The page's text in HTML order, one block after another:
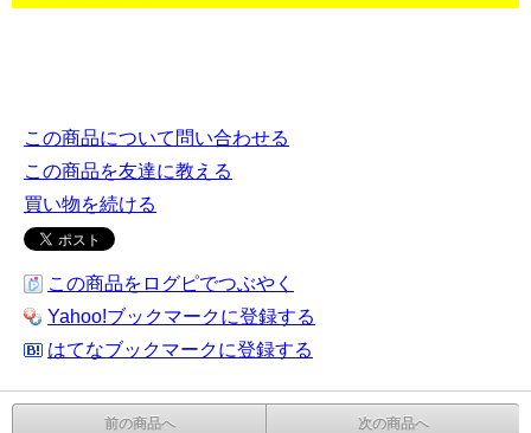
この商品について問い合わせる
この商品を友達に教える
買い物を続ける
この商品をログピでつぶやく
Yahoo!ブックマークに登録する
はてなブックマークに登録する
前の商品へ 次の商品へ